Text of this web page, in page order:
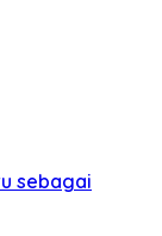
sebagai